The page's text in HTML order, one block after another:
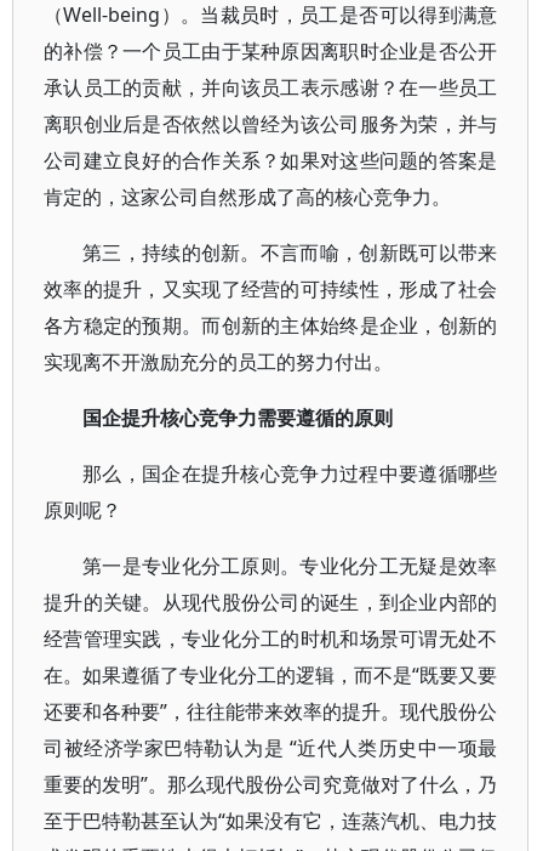
（Well-being）。当裁员时，员工是否可以得到满意
的补偿？一个员工由于某种原因离职时企业是否公开
承认员工的贡献，并向该员工表示感谢？在一些员工
离职创业后是否依然以曾经为该公司服务为荣，并与
公司建立良好的合作关系？如果对这些问题的答案是
肯定的，这家公司自然形成了高的核心竞争力。
第三，持续的创新。不言而喻，创新既可以带来
效率的提升，又实现了经营的可持续性，形成了社会
各方稳定的预期。而创新的主体始终是企业，创新的
实现离不开激励充分的员工的努力付出。
国企提升核心竞争力需要遵循的原则
那么，国企在提升核心竞争力过程中要遵循哪些
原则呢？
第一是专业化分工原则。专业化分工无疑是效率
提升的关键。从现代股份公司的诞生，到企业内部的
经营管理实践，专业化分工的时机和场景可谓无处不
在。如果遵循了专业化分工的逻辑，而不是“既要又要
还要和各种要”，往往能带来效率的提升。现代股份公
司被经济学家巴特勒认为是 “近代人类历史中一项最
重要的发明”。那么现代股份公司究竟做对了什么，乃
至于巴特勒甚至认为“如果没有它，连蒸汽机、电力技